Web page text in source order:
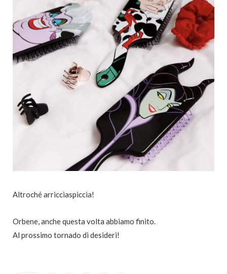
Altroché arricciaspiccia!
Orbene, anche questa volta abbiamo finito.
Al prossimo tornado di desideri!